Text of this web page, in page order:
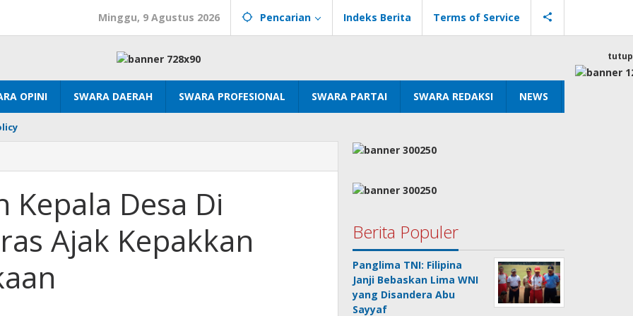
Minggu, 9 Agustus 2026 Pencarian Indeks Berita Terms of Service
OPINI SWARA DAERAH SWARA PROFESIONAL SWARA PARTAI SWARA REDAKSI NEWS
tutup
Desa Di
Ajak Kepakkan
Berita Populer
Panglima TNI: Filipina
Janji Bebaskan Lima WNI
yang Disandera Abu
Sayyaf